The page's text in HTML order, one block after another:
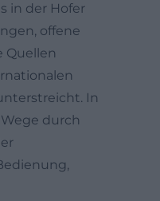
in der Hofer
offene
Quellen
In
durch